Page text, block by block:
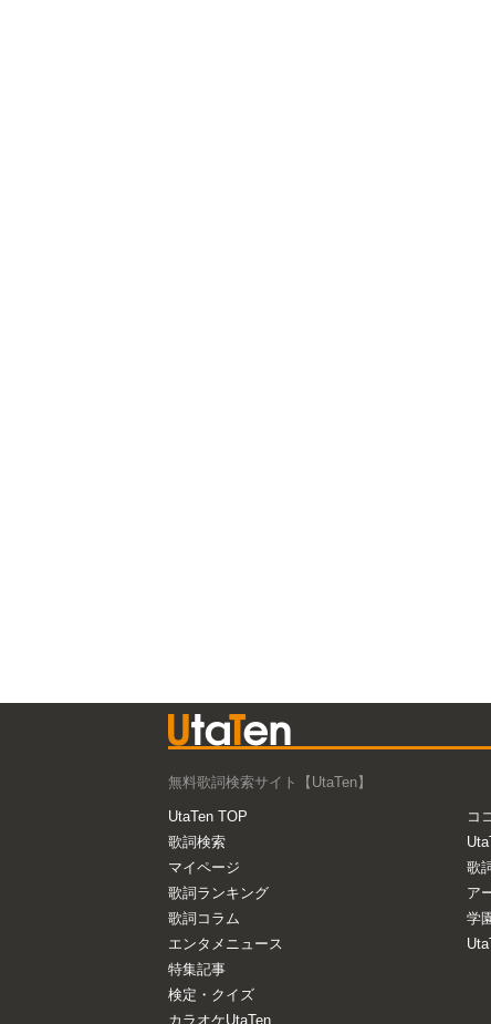
無料歌詞検索サイト【UtaTen】
UtaTen TOP
歌詞検索
マイページ
歌詞ランキング
歌詞コラム
エンタメニュース
特集記事
検定・クイズ
カラオケUtaTen
コ
歌
ア
学